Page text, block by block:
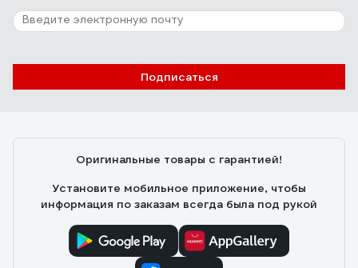
Подписаться
Оригинальные товары с гарантией!
Установите мобильное приложение, чтобы
информация по заказам всегда была под рукой